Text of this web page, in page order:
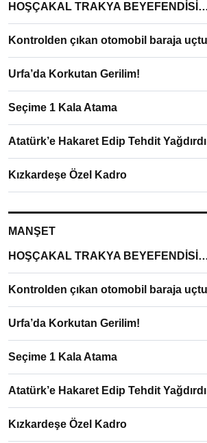
HOŞÇAKAL TRAKYA
Kontrolden çıkan otomobil baraja
Urfa’da Korkutan Gerilim!
Seçime 1 Kala Atama
Atatürk’e Hakaret Edip Tehdit Yağdırdı
Kızkardeşe Özel Kadro
MANŞET
HOŞÇAKAL TRAKYA
Kontrolden çıkan otomobil baraja
Urfa’da Korkutan Gerilim!
Seçime 1 Kala Atama
Atatürk’e Hakaret Edip Tehdit Yağdırdı
Kızkardeşe Özel Kadro